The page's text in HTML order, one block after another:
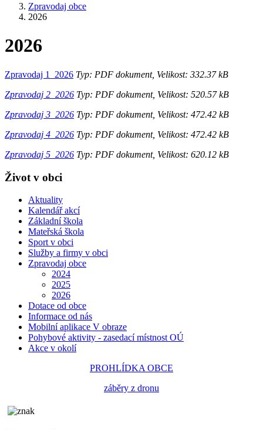
Zpravodaj obce
2026
2026
Zpravodaj 1_2026 Typ: PDF dokument, Velikost: 332.37 kB
Zpravodaj 2_2026 Typ: PDF dokument, Velikost: 520.57 kB
Zpravodaj 3_2026 Typ: PDF dokument, Velikost: 472.42 kB
Zpravodaj 4_2026 Typ: PDF dokument, Velikost: 472.42 kB
Zpravodaj 5_2026 Typ: PDF dokument, Velikost: 620.12 kB
Život v obci
Aktuality
Kalendář akcí
Základní škola
Mateřská škola
Sport v obci
Služby a firmy v obci
Zpravodaj obce
2024
2025
2026
Dotace od obce
Informace od nás
Mobilní aplikace V obraze
Pohybové aktivity - zasedací místnost OÚ
Akce v okolí
PROHLÍDKA OBCE
záběry z dronu